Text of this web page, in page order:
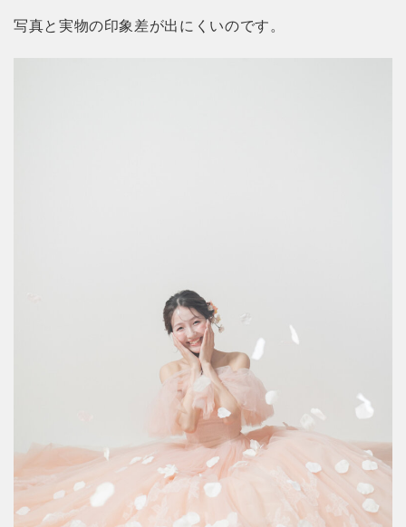
写真と実物の印象差が出にくいのです。